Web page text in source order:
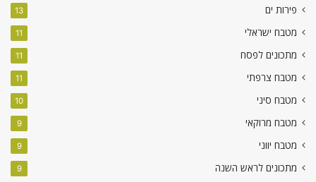
פירות ים 13
מטבח ישראלי 11
מתכונים לפסח 11
מטבח צרפתי 11
מטבח סיני 10
מטבח מרוקאי 9
מטבח יווני 9
מתכונים לראש השנה 9